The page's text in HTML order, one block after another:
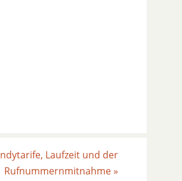
Laufzeit und der
Rufnummernmitnahme»